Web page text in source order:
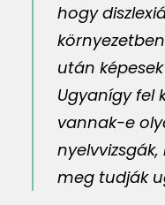
hogy
után
Ugyanígy fel
vannak-e
nyelvvizsgák,
meg tudják